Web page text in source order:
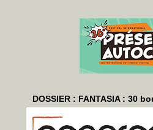
DOSSIER : FANTASIA : 30